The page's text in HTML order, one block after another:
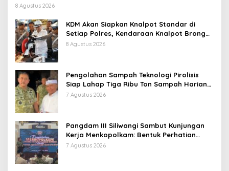
8 Agustus 2026
KDM Akan Siapkan Knalpot Standar di
Setiap Polres, Kendaraan Knalpot Brong
Tertangkap Langsung Ganti
8 Agustus 2026
Pengolahan Sampah Teknologi Pirolisis
Siap Lahap Tiga Ribu Ton Sampah Harian
Jawa Barat
7 Agustus 2026
Pangdam III Siliwangi Sambut Kunjungan
Kerja Menkopolkam: Bentuk Perhatian
Pemerintah
7 Agustus 2026